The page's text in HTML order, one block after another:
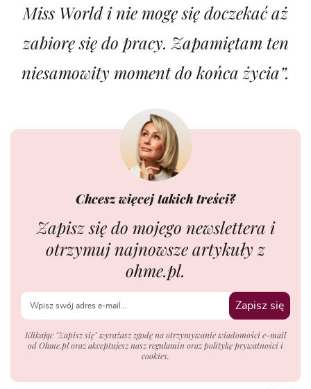
Miss World i nie mogę się doczekać aż
zabiorę się do pracy. Zapamiętam ten
niesamowity moment do końca życia”.
Chcesz więcej takich treści?
Zapisz się do mojego newslettera i
otrzymuj najnowsze artykuły z
ohme.pl.
Zapisz się
Klikając "Zapisz się" wyrażasz zgodę na otrzymywanie wiadomości e-mail
od Ohme.pl oraz akceptujesz nasz regulamin oraz politykę prywatności i
cookies.